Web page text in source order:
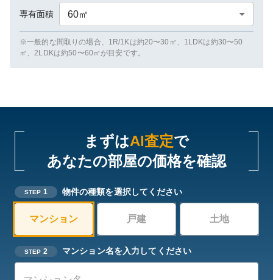
専有面積 60㎡
※一般的な間取りの場合、1R/1Kは約20〜30㎡、1LDKは約30〜50
㎡、2LDKは約50〜60㎡が目安です。
まずはAI査定で
あなたの部屋の価格を確認
STEP 1 物件の種類を選択してください
マンション 戸建 土地
STEP 2 マンション名を入力してください